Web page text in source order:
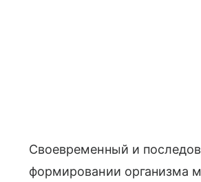
Своевременный и
формировании организма